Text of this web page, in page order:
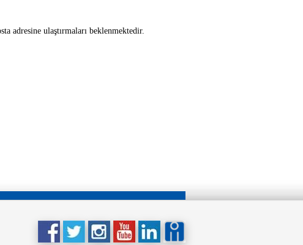
adresine ulaştırmaları beklenmektedir.